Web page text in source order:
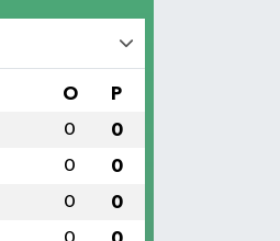
O P
0 0
0 0
0 0